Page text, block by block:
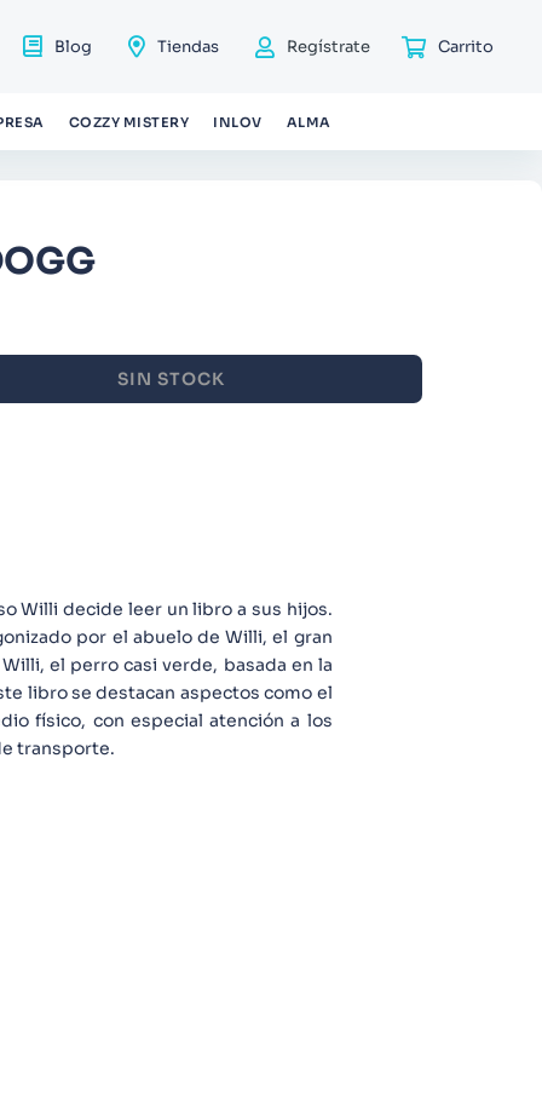
Blog Tiendas Regístrate
COZZY MISTERY INLOV ALMA
SIN STOCK
Willi decide leer un libro a sus hijos.
por el abuelo de Willi, el gran
el perro casi verde, basada en la
libro se destacan aspectos como el
físico, con especial atención a los
transporte.